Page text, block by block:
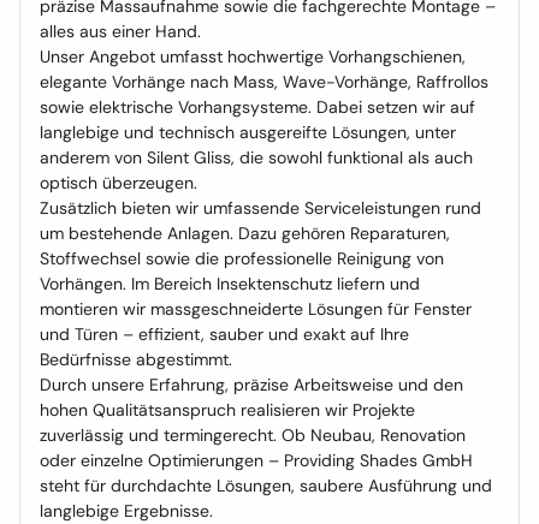
präzise Massaufnahme sowie die fachgerechte Montage –
alles aus einer Hand.
Unser Angebot umfasst hochwertige Vorhangschienen,
elegante Vorhänge nach Mass, Wave-Vorhänge, Raffrollos
sowie elektrische Vorhangsysteme. Dabei setzen wir auf
langlebige und technisch ausgereifte Lösungen, unter
anderem von Silent Gliss, die sowohl funktional als auch
optisch überzeugen.
Zusätzlich bieten wir umfassende Serviceleistungen rund
um bestehende Anlagen. Dazu gehören Reparaturen,
Stoffwechsel sowie die professionelle Reinigung von
Vorhängen. Im Bereich Insektenschutz liefern und
montieren wir massgeschneiderte Lösungen für Fenster
und Türen – effizient, sauber und exakt auf Ihre
Bedürfnisse abgestimmt.
Durch unsere Erfahrung, präzise Arbeitsweise und den
hohen Qualitätsanspruch realisieren wir Projekte
zuverlässig und termingerecht. Ob Neubau, Renovation
oder einzelne Optimierungen – Providing Shades GmbH
steht für durchdachte Lösungen, saubere Ausführung und
langlebige Ergebnisse.